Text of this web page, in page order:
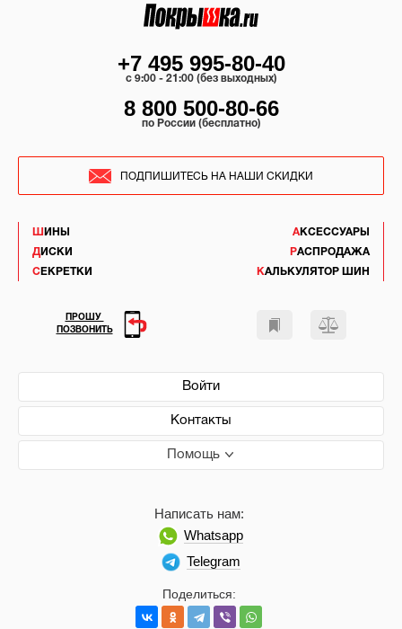
ШИНЫ
ДИСКИ
СЕКРЕТКИ
АКСЕССУАРЫ
РАСПРОДАЖА
КАЛЬКУЛЯТОР ШИН
Войти
Контакты
Помощь
Поделиться:
Написать нам:
Whatsapp
Telegram
+7 495 995-80-40
c 9:00 - 21:00 (без выходных)
8 800 500-80-66
по России (бесплатно)
ПОДПИШИТЕСЬ НА НАШИ СКИДКИ
ПРОШУ
ПОЗВОНИТЬ